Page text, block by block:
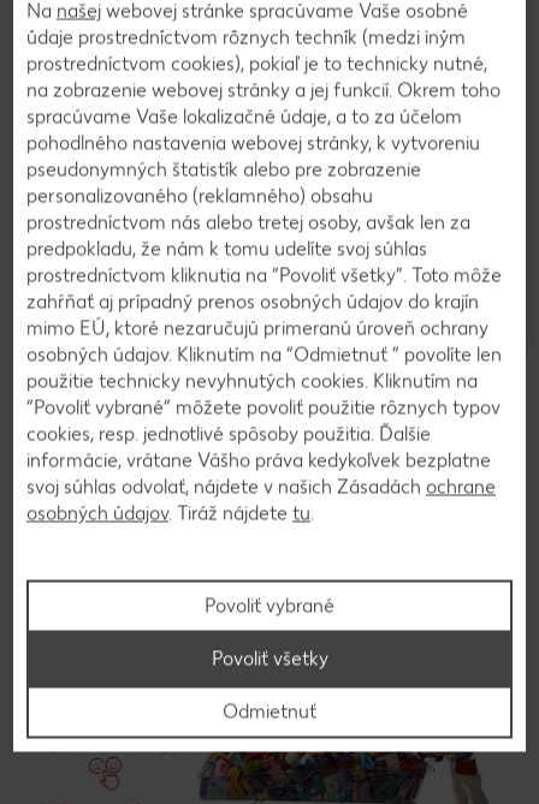
Nebeský
bambus
(Nandina
domestica)
priemer
kvetináča: 13
cm
1 kus
iba
7,99
Hortenzia ker
(Hydrangea
macrophylla)
priemer
kvetináča: 19
cm
1 kus
iba
11,99
XXL Monstera
skvelá
(Monstera
priemer
kvetináča: 21
cm
1 kus
iba
16,99
Zobraziť ďalšie produkty
Výrobky sú v ponuke do vypredania zásob. Predaj len v obvyklom
množstve. Zobrazenia sú len ilustračné. Za chyby neručíme.
Na našej webovej stránke spracúvame Vaše osobné
údaje prostredníctvom rôznych techník (medzi iným
prostredníctvom cookies), pokiaľ je to technicky nutné,
na zobrazenie webovej stránky a jej funkcií. Okrem toho
spracúvame Vaše lokalizačné údaje, a to za účelom
pohodlného nastavenia webovej stránky, k vytvoreniu
pseudonymných štatistík alebo pre zobrazenie
personalizovaného (reklamného) obsahu
prostredníctvom nás alebo tretej osoby, avšak len za
predpokladu, že nám k tomu udelíte svoj súhlas
prostredníctvom kliknutia na “Povoliť všetky”. Toto môže
zahŕňať aj prípadný prenos osobných údajov do krajín
mimo EÚ, ktoré nezaručujú primeranú úroveň ochrany
osobných údajov. Kliknutím na “Odmietnuť ” povolíte len
použitie technicky nevyhnutých cookies. Kliknutím na
“Povoliť vybrané” môžete povoliť použitie rôznych typov
cookies, resp. jednotlivé spôsoby použitia. Ďalšie
informácie, vrátane Vášho práva kedykoľvek bezplatne
svoj súhlas odvolať, nájdete v našich Zásadách ochrane
osobných údajov. Tiráž nájdete tu.
Povoliť vybrané
Odmietnuť
Povoliť všetky